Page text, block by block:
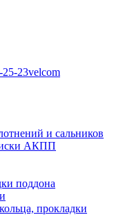
25-23velcom
и сальников
АКПП
поддона
прокладки